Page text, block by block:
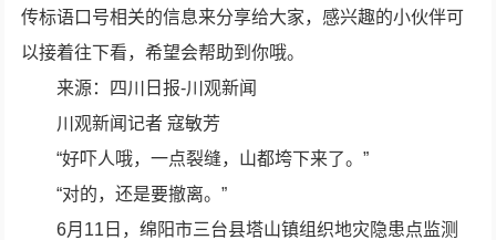
传标语口号相关的信息来分享给大家，感兴趣的小伙伴可
以接着往下看，希望会帮助到你哦。
来源：四川日报-川观新闻
川观新闻记者 寇敏芳
“好吓人哦，一点裂缝，山都垮下来了。”
“对的，还是要撤离。”
6月11日，绵阳市三台县塔山镇组织地灾隐患点监测